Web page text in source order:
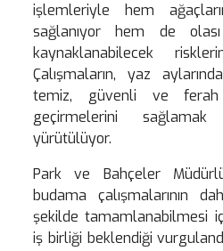
işlemleriyle hem
sağlanıyor hem de olası
kaynaklanabilecek
Çalışmaların, yaz
temiz, güvenli ve
geçirmelerini
yürütülüyor.
Park ve Bahçeler
budama çalışmalarının
şekilde tamamlanabilmesi
iş birliği beklendiği